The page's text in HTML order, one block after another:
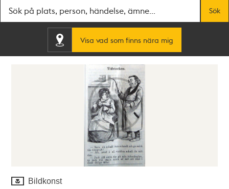
Sök
Visa vad som finns nära mig
Bildkonst